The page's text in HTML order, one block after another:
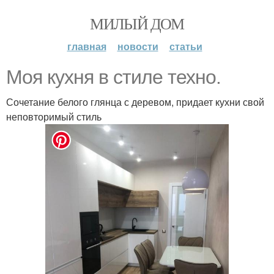
МИЛЫЙ ДОМ
главная новости статьи
Моя кухня в стиле техно.
Сочетание белого глянца с деревом, придает кухни свой
неповторимый стиль